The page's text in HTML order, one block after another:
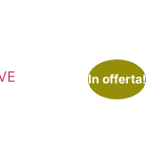
In offerta!